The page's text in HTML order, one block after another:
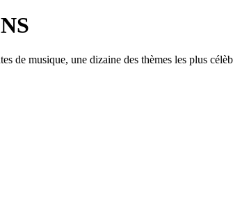
de musique, une dizaine des thèmes les plus